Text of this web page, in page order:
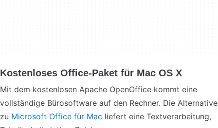
Kostenloses Office-Paket für Mac OS X
Mit dem kostenlosen Apache OpenOffice kommt eine
vollständige Bürosoftware auf den Rechner. Die Alternative
zu Microsoft Office für Mac liefert eine Textverarbeitung,